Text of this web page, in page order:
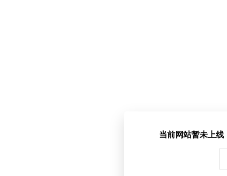
当前网站暂未上